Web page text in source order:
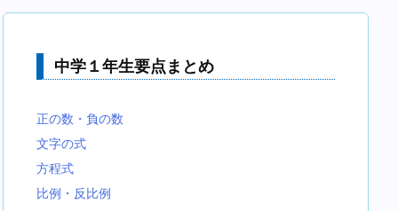
中学１年生要点まとめ
正の数・負の数
文字の式
方程式
比例・反比例